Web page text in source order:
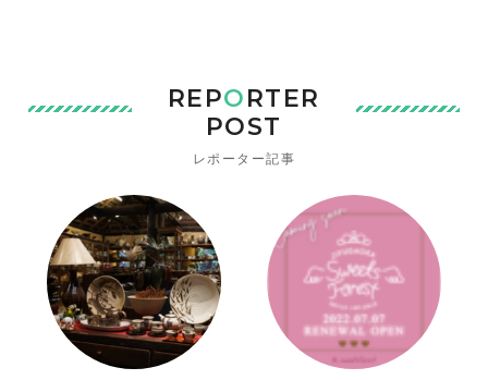
REPORTER
POST
レポーター記事